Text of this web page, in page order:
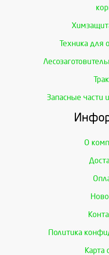
Техника для
Запасные части
О
Политика
Карта